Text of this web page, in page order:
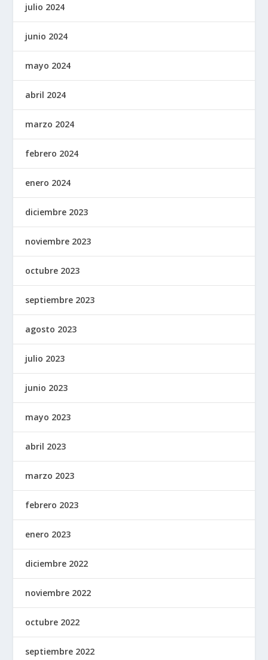
julio 2024
junio 2024
mayo 2024
abril 2024
marzo 2024
febrero 2024
enero 2024
diciembre 2023
noviembre 2023
octubre 2023
septiembre 2023
agosto 2023
julio 2023
junio 2023
mayo 2023
abril 2023
marzo 2023
febrero 2023
enero 2023
diciembre 2022
noviembre 2022
octubre 2022
septiembre 2022